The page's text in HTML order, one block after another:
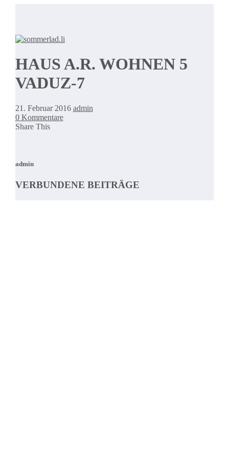
HAUS A.R. WOHNEN 5
VADUZ-7
21. Februar 2016 admin
0 Kommentare
Share This
admin
VERBUNDENE BEITRÄGE